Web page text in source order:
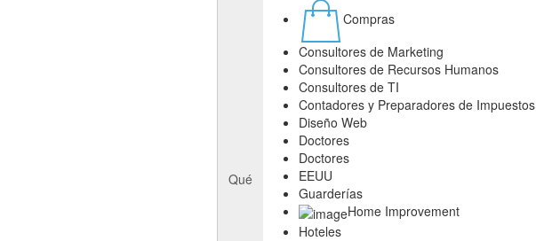
Qué
Compras
Consultores de Marketing
Consultores de Recursos Humanos
Consultores de TI
Contadores y Preparadores de Impuestos
Diseño Web
Doctores
Doctores
EEUU
Guarderías
Home Improvement
Hoteles